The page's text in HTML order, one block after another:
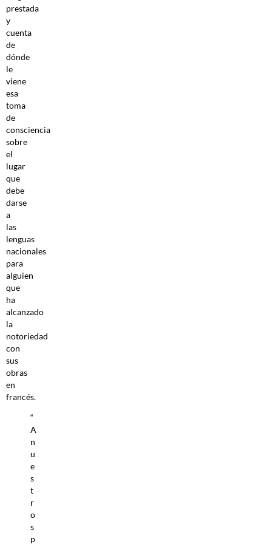
prestada
y
cuenta
de
dónde
le
viene
esa
toma
de
consciencia
sobre
el
lugar
que
debe
darse
a
las
lenguas
nacionales
para
alguien
que
ha
alcanzado
la
notoriedad
con
sus
obras
en
francés.
“
A
n
u
e
s
t
r
o
s
p